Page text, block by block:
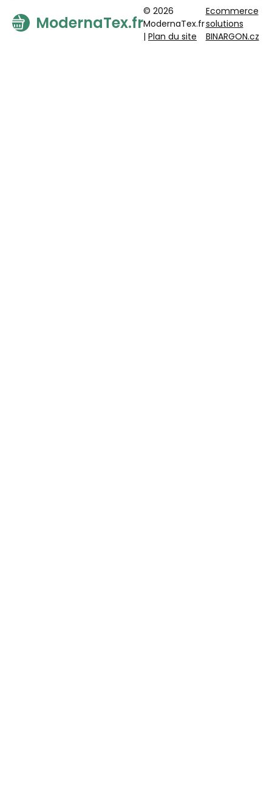
ModernaTex.fr
© 2026
ModernaTex.fr
| Plan du site
Ecommerce
solutions
BINARGON.cz